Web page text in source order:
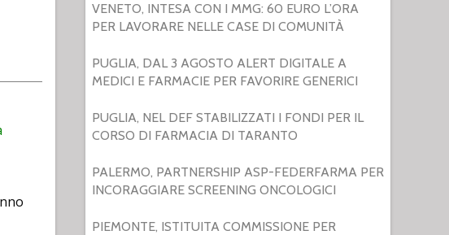
VENETO, INTESA CON I MMG: 60 EURO L’ORA
PER LAVORARE NELLE CASE DI COMUNITÀ
PUGLIA, DAL 3 AGOSTO ALERT DIGITALE A
MEDICI E FARMACIE PER FAVORIRE GENERICI
PUGLIA, NEL DEF STABILIZZATI I FONDI PER IL
CORSO DI FARMACIA DI TARANTO
PALERMO, PARTNERSHIP ASP-FEDERFARMA PER
INCORAGGIARE SCREENING ONCOLOGICI
PIEMONTE, ISTITUITA COMMISSIONE PER